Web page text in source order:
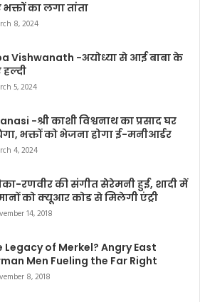
का लगा तांता
8, 2024
Vishwanath -अयोध्या से आई बाबा के
5, 2024
-श्री काशी विश्वनाथ का प्रसाद घर
भक्तों को भेजना होगा ई-मनीआर्डर
4, 2024
रणवीर की संगीत सेरेमनी हुई, शादी में
को क्यूआर कोड से मिलेगी एंट्री
14, 2018
Legacy of Merkel? Angry East
Men Fueling the Far Right
8, 2018